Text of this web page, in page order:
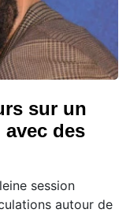
sur un
des
session
autour de